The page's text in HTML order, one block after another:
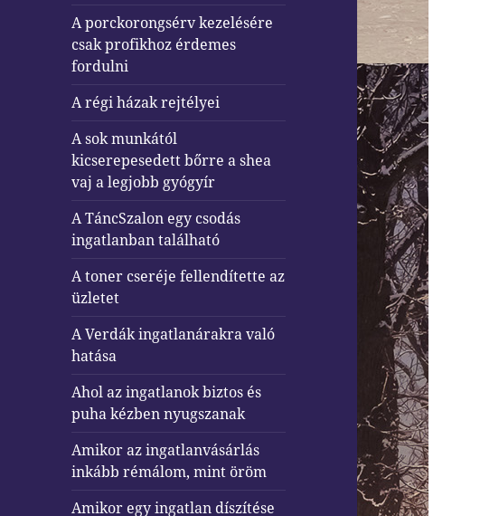
A porckorongsérv kezelésére
csak profikhoz érdemes
fordulni
A régi házak rejtélyei
A sok munkától
kicserepesedett bőrre a shea
vaj a legjobb gyógyír
A TáncSzalon egy csodás
ingatlanban található
A toner cseréje fellendítette az
üzletet
A Verdák ingatlanárakra való
hatása
Ahol az ingatlanok biztos és
puha kézben nyugszanak
Amikor az ingatlanvásárlás
inkább rémálom, mint öröm
Amikor egy ingatlan díszítése